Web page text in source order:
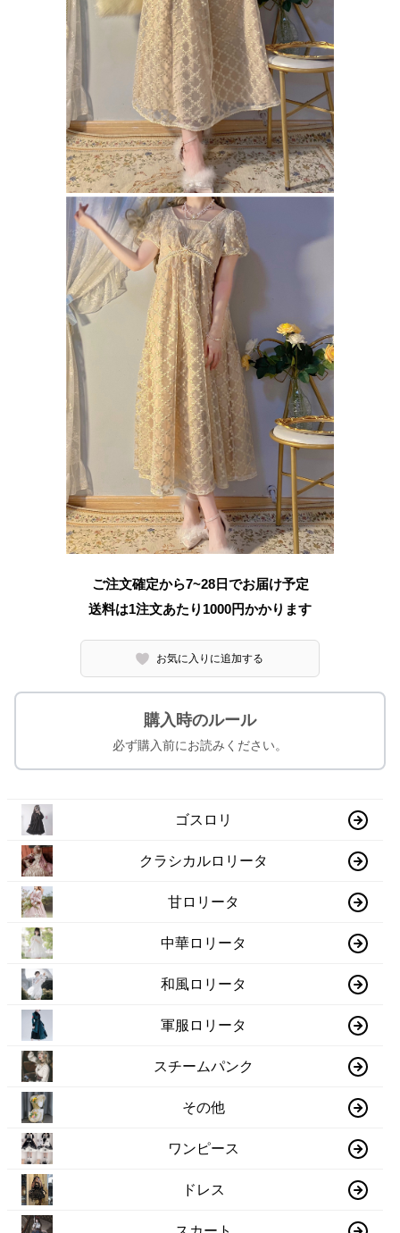
ご注文確定から7~28日でお届け予定
送料は1注文あたり 1000円かかります
お気に入りに追加する
購入時のルール
必ず購入前にお読みください。
ゴスロリ
クラシカルロリータ
甘ロリータ
中華ロリータ
和風ロリータ
軍服ロリータ
スチームパンク
その他
ワンピース
ドレス